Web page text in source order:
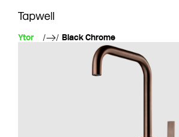
Ytor Black Chrome